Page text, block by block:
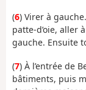
(6) Virer à
patte-d’oie, aller
gauche. Ensuite
(7) À l’entrée de
bâtiments, puis